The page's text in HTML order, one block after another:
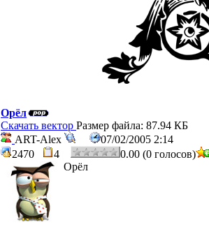
Орёл
Скачать вектор Размер файла: 87.94 КБ
ART-Alex
07/02/2005 2:14
2470
4
0.00 (0 голосов)
Орёл